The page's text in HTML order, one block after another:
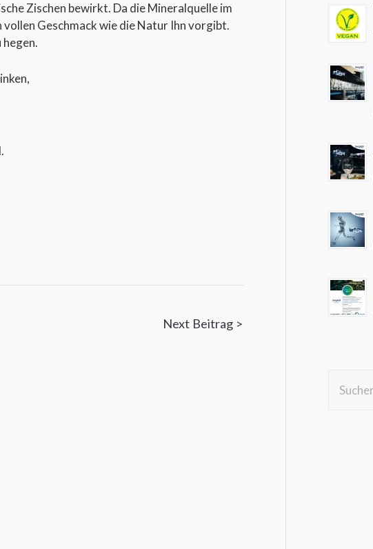
Zischen bewirkt. Da die Mineralquelle im
Geschmack wie die Natur Ihn vorgibt.
Next Beitrag >